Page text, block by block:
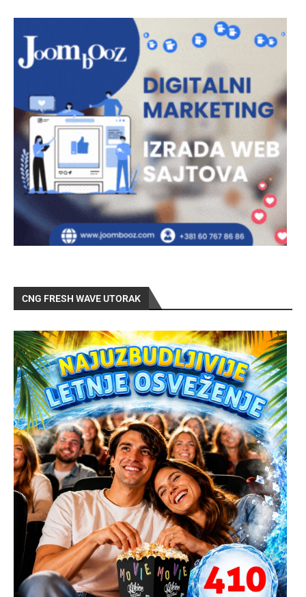
CNG FRESH WAVE UTORAK